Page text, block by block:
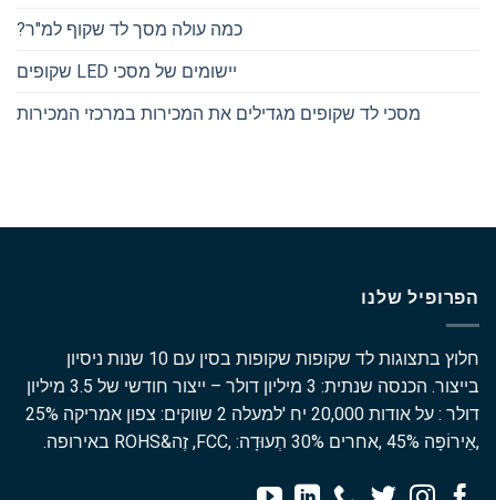
כמה עולה מסך לד שקוף למ"ר?
יישומים של מסכי LED שקופים
מסכי לד שקופים מגדילים את המכירות במרכזי המכירות
הפרופיל שלנו
חלוץ בתצוגות לד שקופות שקופות בסין עם 10 שנות ניסיון
בייצור. הכנסה שנתית: 3 מיליון דולר – ייצור חודשי של 3.5 מיליון
דולר : על אודות 20,000 יח 'למעלה 2 שווקים: צפון אמריקה 25%
,אֵירוֹפָּה 45% ,אחרים 30% תְעוּדָה: ,FCC, זֶה&ROHS באירופה.